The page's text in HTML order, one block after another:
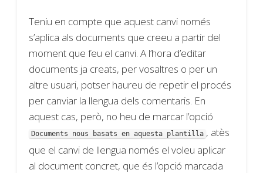
Teniu en compte que aquest canvi només
s’aplica als documents que creeu a partir del
moment que feu el canvi. A l’hora d’editar
documents ja creats, per vosaltres o per un
altre usuari, potser haureu de repetir el procés
per canviar la llengua dels comentaris. En
aquest cas, però, no heu de marcar l’opció
Documents nous basats en aquesta plantilla , atès
que el canvi de llengua només el voleu aplicar
al document concret, que és l’opció marcada